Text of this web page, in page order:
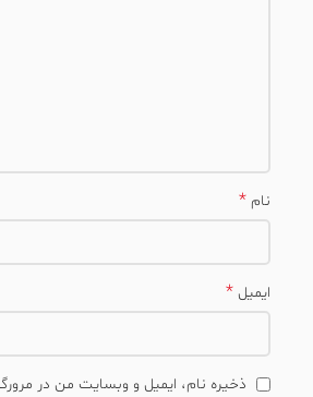
نام*
ایمیل*
ذخیره نام، ایمیل و وبسایت من در